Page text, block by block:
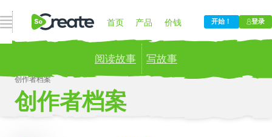
打开导航 首页 产品 价钱
博客 公司
开始！ 登录
阅读故事 写故事
Publish your stories to a global audience.
now!
创作者档案
创作者档案